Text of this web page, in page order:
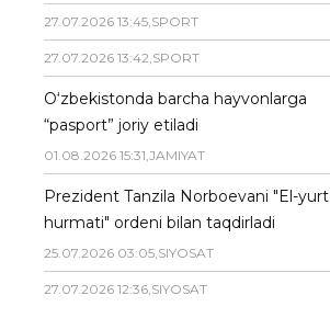
27.07.2026 13:45,SPORT
27.07.2026 13:42,SPORT
O‘zbekistonda barcha hayvonlarga
“pasport” joriy etiladi
01.08.2026 15:31,JAMIYAT
Prezident Tanzila Norboevani "El-yurt
hurmati" ordeni bilan taqdirladi
25.07.2026 03:05,SIYOSAT
27.07.2026 12:36,SIYOSAT